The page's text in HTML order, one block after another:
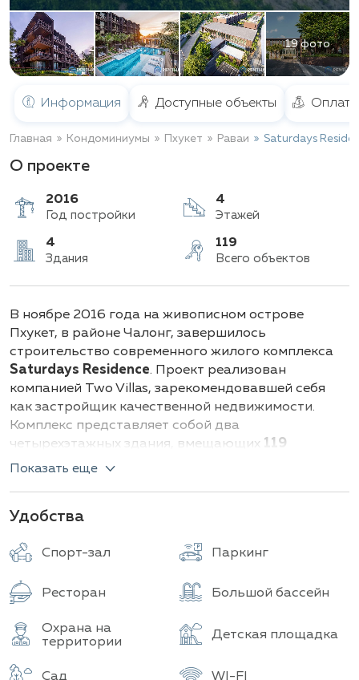
19 фото
Информация Доступные объекты Оплата
Главная Кондоминиумы Пхукет Раваи Saturdays
О проекте
2016
Год постройки
4
Этажей
4
Здания
119
Всего объектов
В ноябре 2016 года на живописном острове
Пхукет, в районе Чалонг, завершилось
строительство современного жилого комплекса
Saturdays Residence. Проект реализован
компанией Two Villas, зарекомендовавшей себя
как застройщик качественной недвижимости.
Комплекс представляет собой два
четырехэтажных здания, вмещающих 119
комфортабельных квартир.
В Saturdays Residence предлагаются следующие
типы квартир с площадями:
Однокомнатные квартиры
Двухкомнатные квартиры
: (от 56 кв.м.)
Некоторые варианты, например,
апартаменты с одной спальней и балконом,
Saturdays Residence – это не просто жилье, это
полноценная инфраструктура для комфортной
Показать еще
Удобства
Спорт-зал Паркинг
Ресторан Большой бассейн
Охрана на
территории
Детская площадка
Сад WI-FI